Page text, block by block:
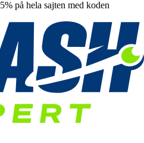
på hela sajten med koden